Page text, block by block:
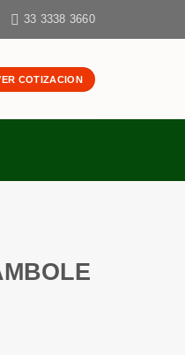
33 3338 3660
COTIZACION